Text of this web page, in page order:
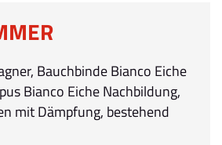
Bauchbinde Bianco Eiche
Bianco Eiche Nachbildung,
mit Dämpfung, bestehend